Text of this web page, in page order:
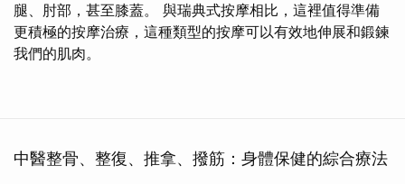
腿、肘部，甚至膝蓋。 與瑞典式按摩相比，這裡值得準備
更積極的按摩治療，這種類型的按摩可以有效地伸展和鍛鍊
我們的肌肉。
中醫整骨、整復、推拿、撥筋：身體保健的綜合療法